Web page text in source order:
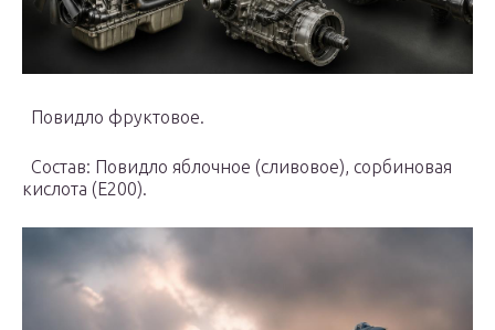
Повидло фруктовое.
Состав: Повидло яблочное (сливовое), сорбиновая
кислота (Е200).